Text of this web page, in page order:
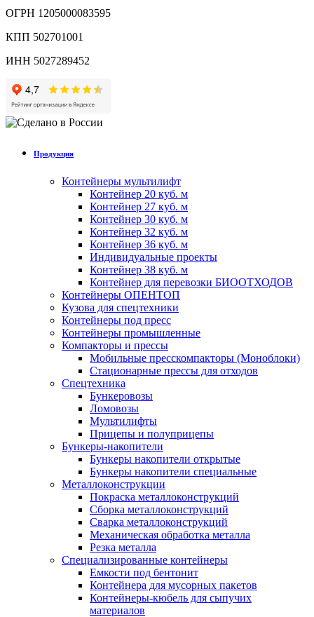
ОГРН 1205000083595
КПП 502701001
ИНН 5027289452
Продукция
Контейнеры мультилифт
Контейнер 20 куб. м
Контейнер 27 куб. м
Контейнер 30 куб. м
Контейнер 32 куб. м
Контейнер 36 куб. м
Индивидуальные проекты
Контейнер 38 куб. м
Контейнер для перевозки БИООТХОДОВ
Контейнеры ОПЕНТОП
Кузова для спецтехники
Контейнеры под пресс
Контейнеры промышленные
Компакторы и прессы
Мобильные пресскомпакторы (Моноблоки)
Стационарные прессы для отходов
Спецтехника
Бункеровозы
Ломовозы
Мультилифты
Прицепы и полуприцепы
Бункеры-накопители
Бункеры накопители открытые
Бункеры накопители специальные
Металлоконструкции
Покраска металлоконструкций
Сборка металлоконструкций
Сварка металлоконструкций
Механическая обработка металла
Резка металла
Специализированные контейнеры
Емкости под бентонит
Контейнера для мусорных пакетов
Контейнеры-кюбель для сыпучих
материалов